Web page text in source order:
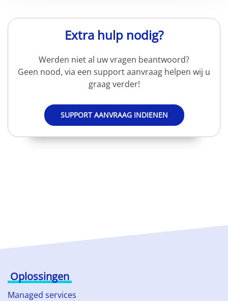
Extra hulp nodig?
Werden niet al uw vragen beantwoord?
Geen nood, via een support aanvraag helpen wij u
graag verder!
SUPPORT AANVRAAG INDIENEN
Oplossingen
Managed services